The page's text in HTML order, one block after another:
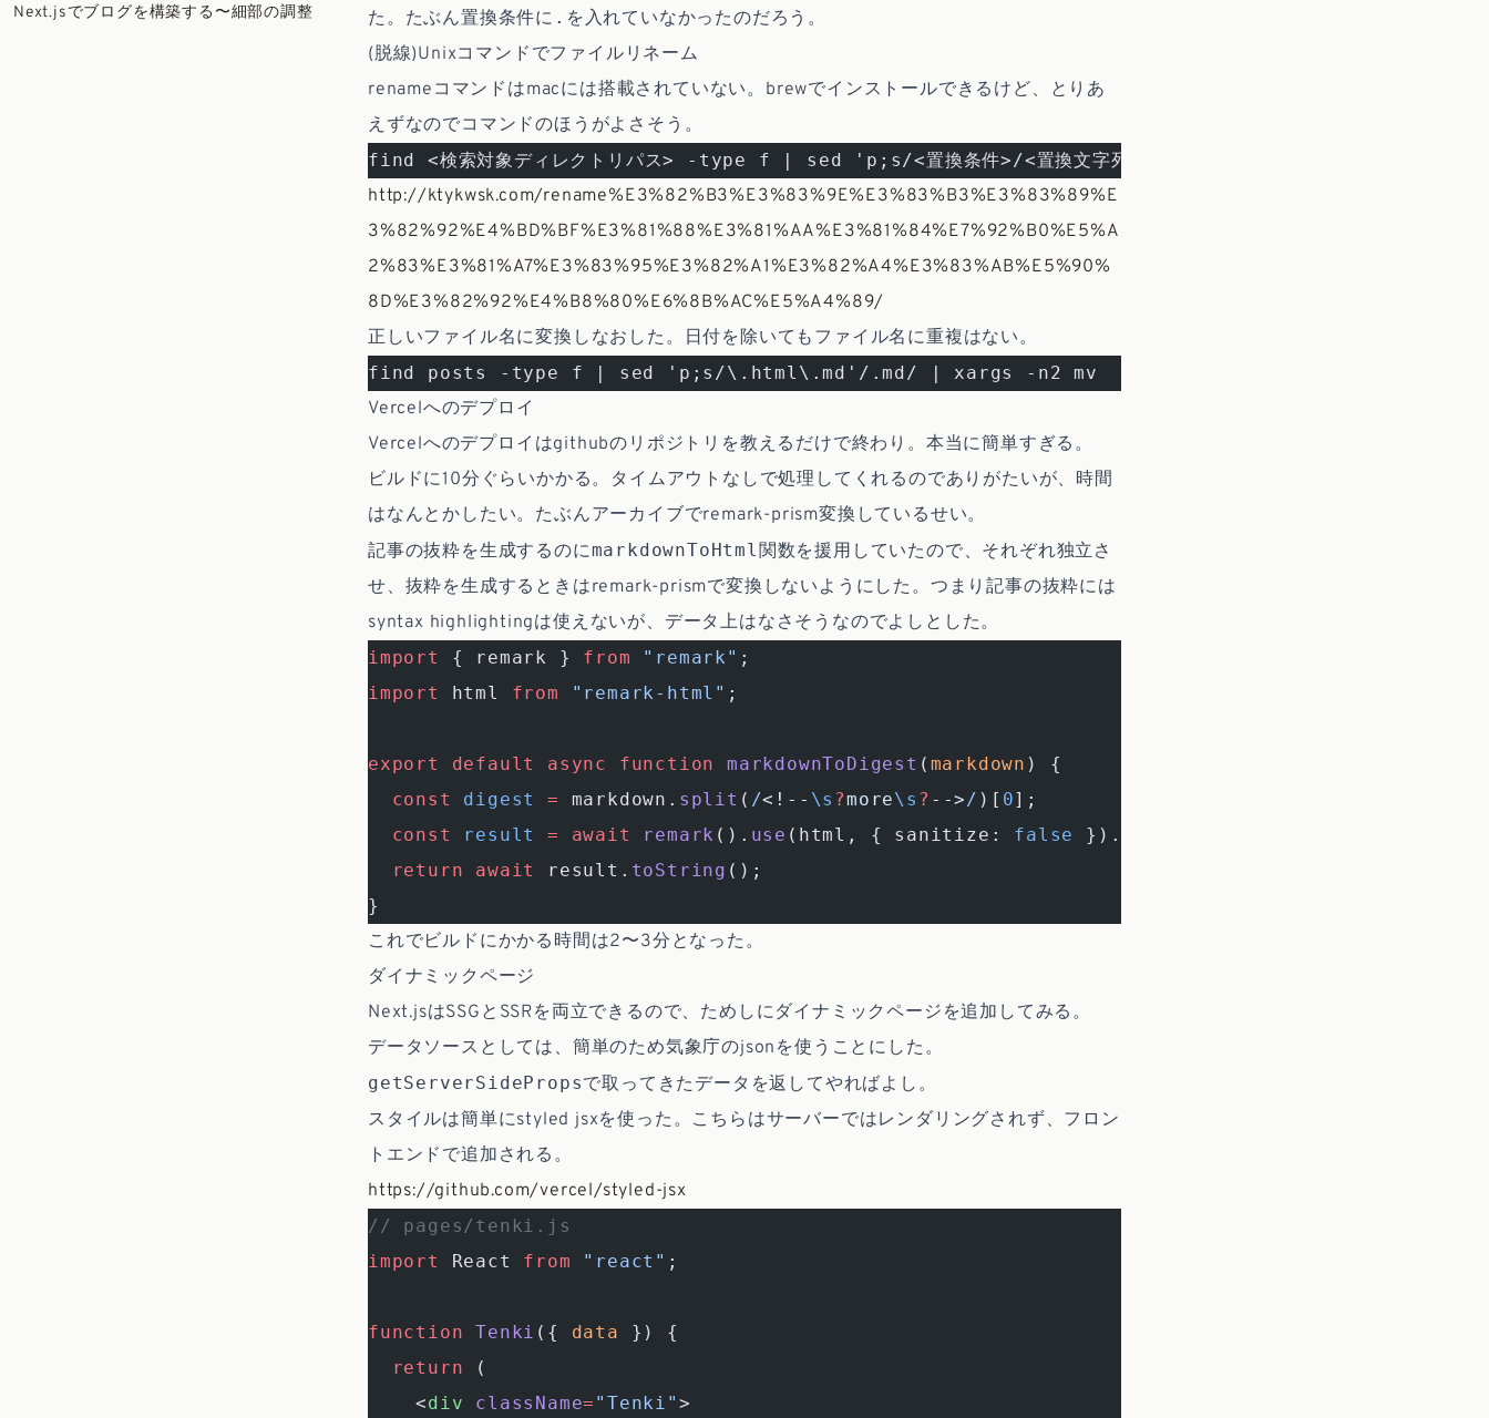
た。たぶん置換条件に . を入れていなかったのだろう。
(脱線)Unixコマンドでファイルリネーム
renameコマンドはmacには搭載されていない。brewでインストールできるけど、とりあ
えずなのでコマンドのほうがよさそう。
find <検索対象ディレクトリパス> -type f | sed 'p;s/<置換条件>/<置換文字列>/' | xargs -n2 mv
http://ktykwsk.com/rename%E3%82%B3%E3%83%9E%E3%83%B3%E3%83%89%E
3%82%92%E4%BD%BF%E3%81%88%E3%81%AA%E3%81%84%E7%92%B0%E5%A
2%83%E3%81%A7%E3%83%95%E3%82%A1%E3%82%A4%E3%83%AB%E5%90%
8D%E3%82%92%E4%B8%80%E6%8B%AC%E5%A4%89/
正しいファイル名に変換しなおした。日付を除いてもファイル名に重複はない。
find posts -type f | sed 'p;s/\.html\.md'/.md/ | xargs -n2 mv
Vercelへのデプロイ
Vercelへのデプロイはgithubのリポジトリを教えるだけで終わり。本当に簡単すぎる。
ビルドに10分ぐらいかかる。タイムアウトなしで処理してくれるのでありがたいが、時間
はなんとかしたい。たぶんアーカイブでremark-prism変換しているせい。
記事の抜粋を生成するのにmarkdownToHtml 関数を援用していたので、それぞれ独立さ
せ、抜粋を生成するときはremark-prismで変換しないようにした。つまり記事の抜粋には
syntax highlightingは使えないが、データ上はなさそうなのでよしとした。
import { remark } from "remark" ;
import
html from "remark-html" ;
export default async function markdownToDigest ( markdown ) {
  const
digest = markdown. split ( /<!-- \s ?more\s ? -->/ )[ 0];
  const
result = await remark (). use (html, { sanitize: false }).
  return
await result. toString ();
}
これでビルドにかかる時間は2〜3分となった。
ダイナミックページ
Next.jsはSSGとSSRを両立できるので、ためしにダイナミックページを追加してみる。
データソースとしては、簡単のため気象庁のjsonを使うことにした。
getServerSidePropsで取ってきたデータを返してやればよし。
スタイルは簡単にstyled jsxを使った。こちらはサーバーではレンダリングされず、フロン
トエンドで追加される。
https://github.com/vercel/styled-jsx
// pages/tenki.js
import
React from "react" ;
function Tenki ({ data }) {
  return
(
    <
div className= "Tenki" >
Next.jsでブログを構築する〜細部の調整